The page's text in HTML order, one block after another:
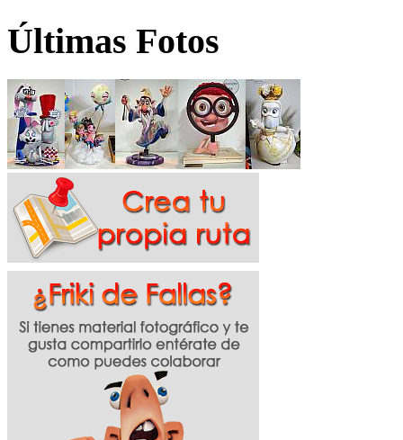
Últimas Fotos